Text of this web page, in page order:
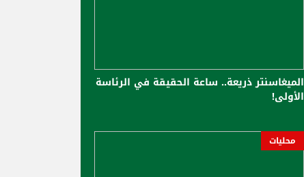
الميغاسنتر ذريعة.. ساعة الحقيقة في الرئاسة
الأولى!
محليات